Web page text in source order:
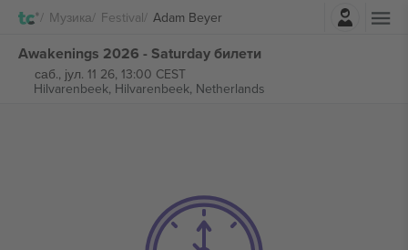
Музика Festival Adam Beyer
Awakenings 2026 - Saturday билети
саб., јул. 11 26, 13:00 CEST
Hilvarenbeek, Hilvarenbeek, Netherlands